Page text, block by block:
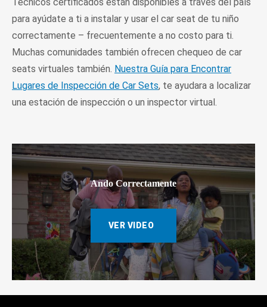
para ayúdate a ti a instalar y usar el car seat de tu niño
correctamente – frecuentemente a no costo para ti.
Muchas comunidades también ofrecen chequeo de car
seats virtuales también. Nuestra Guía para Encontrar
Lugares de Inspección de Car Sets, te ayudara a localizar
una estación de inspección o un inspector virtual.
Ando Correctamente
VER VIDEO